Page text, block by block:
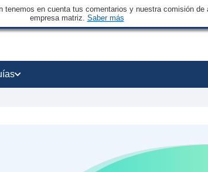
en cuenta tus comentarios y nuestra comisión
empresa matriz. Saber más